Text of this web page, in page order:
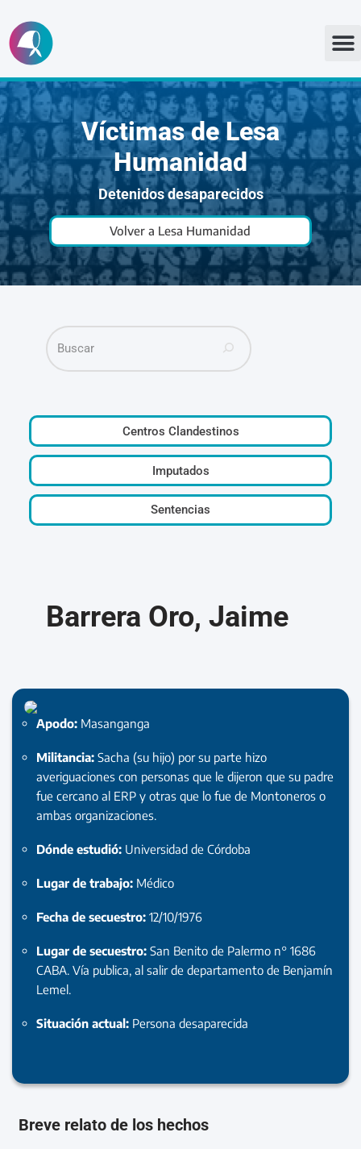
Ir
al
contenido
Víctimas de Lesa
Humanidad
Detenidos desaparecidos
Volver a Lesa Humanidad
Centros Clandestinos
Imputados
Sentencias
Barrera Oro, Jaime
Apodo: Masanganga
Militancia: Sacha (su hijo) por su parte hizo
averiguaciones con personas que le dijeron que su padre
fue cercano al ERP y otras que lo fue de Montoneros o
ambas organizaciones.
Dónde estudió: Universidad de Córdoba
Lugar de trabajo: Médico
Fecha de secuestro: 12/10/1976
Lugar de secuestro: San Benito de Palermo n° 1686
CABA. Vía publica, al salir de departamento de Benjamín
Lemel.
Situación actual: Persona desaparecida
Breve relato de los hechos